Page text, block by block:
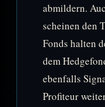
abmildern.
scheinen den
Fonds halten
dem
ebenfalls
Profiteur